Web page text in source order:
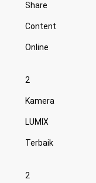
Share
Content
Online
2
Kamera
LUMIX
Terbaik
2